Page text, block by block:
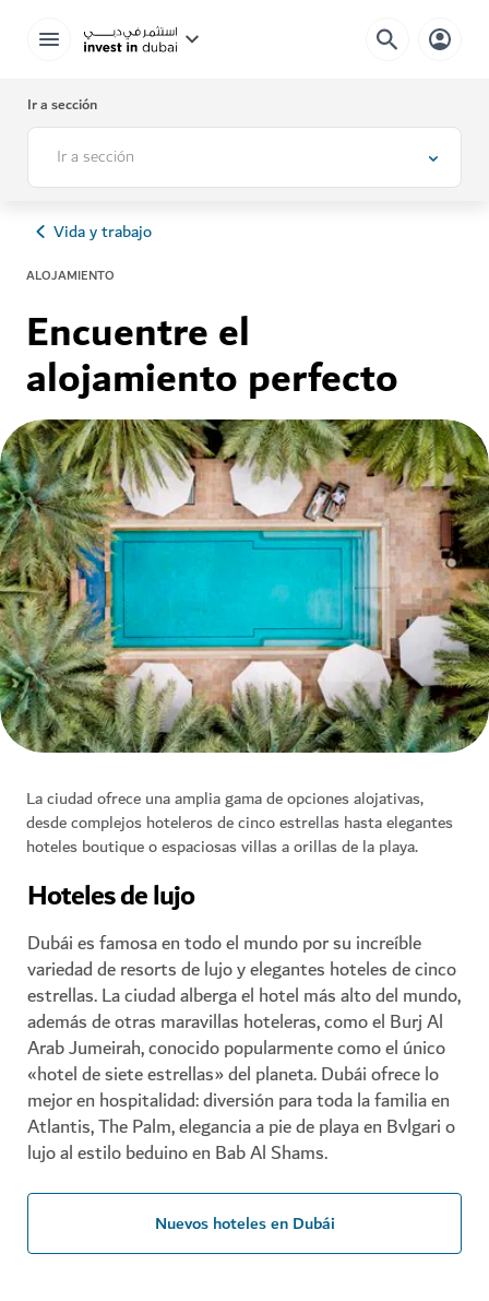
Ir a sección
Ir a sección
Vida y trabajo
ALOJAMIENTO
Encuentre el
alojamiento perfecto
La ciudad ofrece una amplia gama de opciones alojativas,
desde complejos hoteleros de cinco estrellas hasta elegantes
hoteles boutique o espaciosas villas a orillas de la playa.
Hoteles de lujo
Dubái es famosa en todo el mundo por su increíble
variedad de resorts de lujo y elegantes hoteles de cinco
estrellas. La ciudad alberga el hotel más alto del mundo,
además de otras maravillas hoteleras, como el Burj Al
Arab Jumeirah, conocido popularmente como el único
«hotel de siete estrellas» del planeta. Dubái ofrece lo
mejor en hospitalidad: diversión para toda la familia en
Atlantis, The Palm, elegancia a pie de playa en Bvlgari o
lujo al estilo beduino en Bab Al Shams.
Nuevos hoteles en Dubái